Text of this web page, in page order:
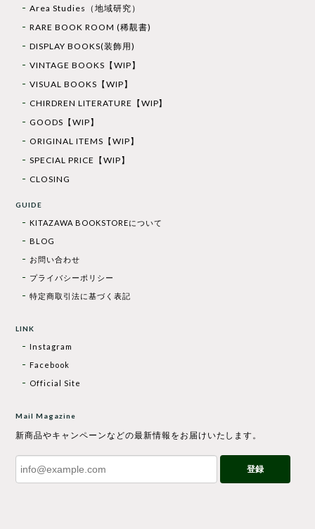
Area Studies（地域研究）
RARE BOOK ROOM (稀覯書)
DISPLAY BOOKS(装飾用)
VINTAGE BOOKS【WIP】
VISUAL BOOKS【WIP】
CHIRDREN LITERATURE【WIP】
GOODS【WIP】
ORIGINAL ITEMS【WIP】
SPECIAL PRICE【WIP】
CLOSING
GUIDE
KITAZAWA BOOKSTOREについて
BLOG
お問い合わせ
プライバシーポリシー
特定商取引法に基づく表記
LINK
Instagram
Facebook
Official Site
Mail Magazine
新商品やキャンペーンなどの最新情報をお届けいたします。
登録